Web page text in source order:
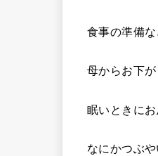
食事の準備
母からお下
眠いときに
なにかつぶ